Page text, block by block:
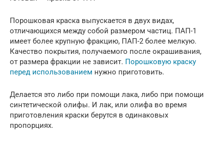
Порошковая краска выпускается в двух видах,
отличающихся между собой размером частиц. ПАП-1
имеет более крупную фракцию, ПАП-2 более мелкую.
Качество покрытия, получаемого после окрашивания,
от размера фракции не зависит. Порошковую краску
перед использованием нужно приготовить.
Делается это либо при помощи лака, либо при помощи
синтетической олифы. И лак, или олифа во время
приготовления краски берутся в одинаковых
пропорциях.